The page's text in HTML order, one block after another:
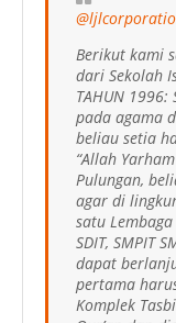
Berikut kami
dari Sekolah
TAHUN
pada agama
beliau setia
“Allah
Pulungan,
agar di
satu
SDIT, SMPIT
dapat
pertama
Komplek